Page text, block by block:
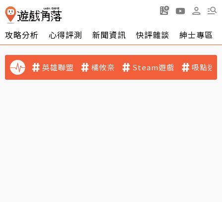
攻略分析 心得評測 新聞資訊 快評雜談 紳士專區
英雄聯盟 橘攸奈 Steam遊戲 吸點迷